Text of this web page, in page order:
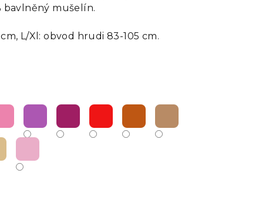
bavlněný mušelín.
L/Xl: obvod hrudi 83-105 cm.